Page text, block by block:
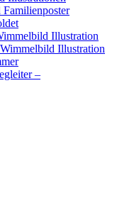
Familienposter
Illustration
Illustration
–